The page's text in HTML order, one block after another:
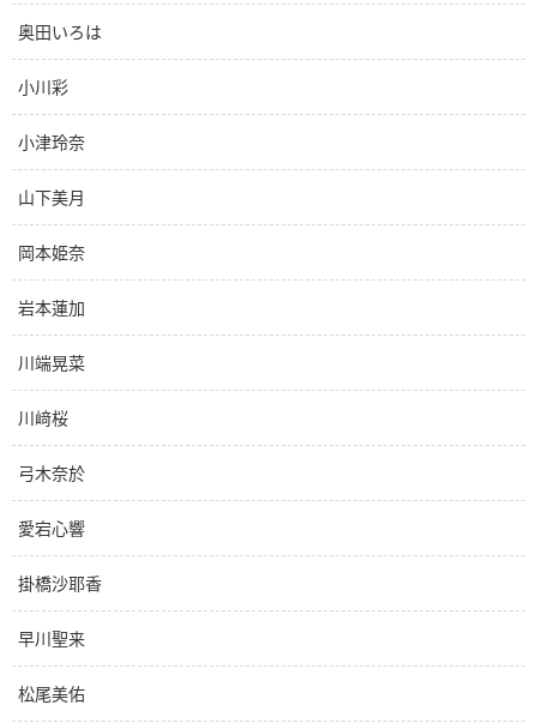
奥田いろは
小川彩
小津玲奈
山下美月
岡本姫奈
岩本蓮加
川端晃菜
川﨑桜
弓木奈於
愛宕心響
掛橋沙耶香
早川聖来
松尾美佑